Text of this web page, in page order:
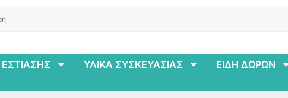
ΕΣΤΙΑΣΗΣ ΥΛΙΚΑ ΣΥΣΚΕΥΑΣΙΑΣ ΕΙΔΗ ΔΩΡΩΝ